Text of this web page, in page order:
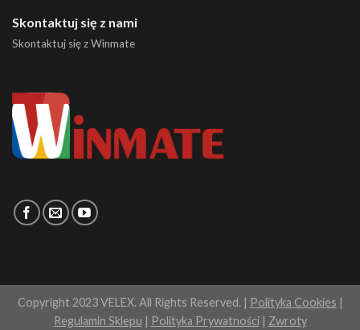
Skontaktuj się z nami
Skontaktuj się z Winmate
Copyright 2023 VELEX. All Rights Reserved. | Polityka Cookies |
Regulamin Sklepu | Polityka Prywatności| Zwroty